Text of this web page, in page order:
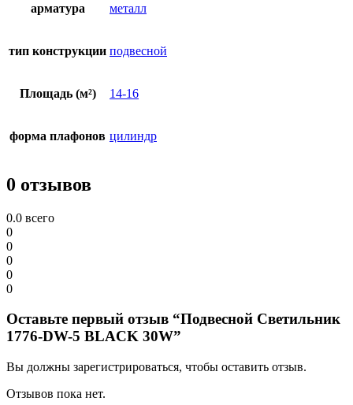
арматура металл
тип конструкции подвесной
Площадь (м²) 14-16
форма плафонов цилиндр
0 отзывов
0.0 всего
0
0
0
0
0
Оставьте первый отзыв “Подвесной Светильник
1776-DW-5 BLACK 30W”
Вы должны зарегистрироваться, чтобы оставить отзыв.
Отзывов пока нет.